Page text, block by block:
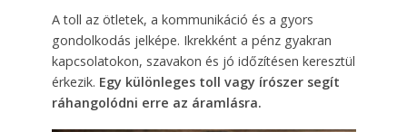
A toll az ötletek, a kommunikáció és a gyors
gondolkodás jelképe. Ikrekként a pénz gyakran
kapcsolatokon, szavakon és jó időzítésen keresztül
érkezik. Egy különleges toll vagy írószer segít
ráhangolódni erre az áramlásra.